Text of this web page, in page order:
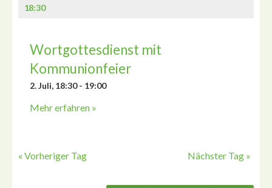
18:30
Wortgottesdienst mit
Kommunionfeier
2. Juli, 18:30- 19:00
Mehr erfahren »
« Vorheriger Tag Nächster Tag »